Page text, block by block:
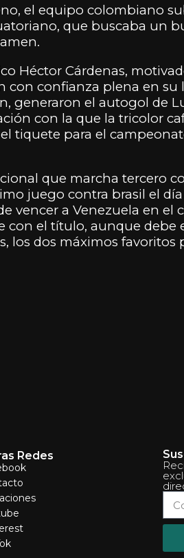
el equipo colombiano
que buscaba un
Héctor Cárdenas,
con confianza plena en su
generaron el autogol de
con la que la tricolor
tiquete para el
que marcha tercero
juego contra brasil el día
vencer a Venezuela en el
el título, aunque debe
los dos máximos favoritos
Redes